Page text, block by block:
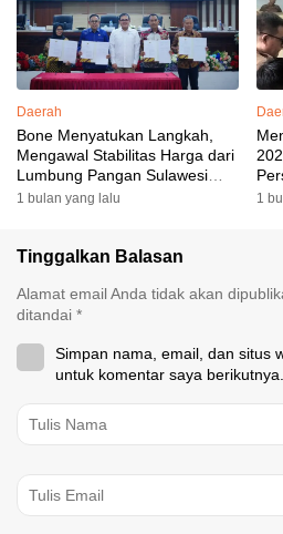
Daerah
Bone Menyatukan Langkah,
Mengawal Stabilitas Harga dari
Lumbung Pangan Sulawesi
Selatan
1 bulan yang lalu 1
Tinggalkan Balasan
Alamat email Anda tidak akan
ditandai *
Simpan nama, email, dan situs
untuk komentar saya berikutnya.